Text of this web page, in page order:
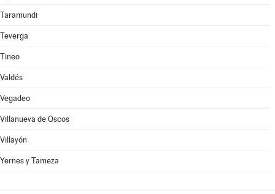
Taramundi
Teverga
Tineo
Valdés
Vegadeo
Villanueva de Oscos
Villayón
Yernes y Tameza